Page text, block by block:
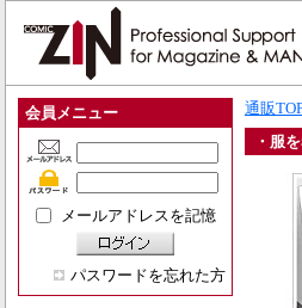
会員メニュー
メールアドレスを記憶
パスワードを忘れた方
通販
・服